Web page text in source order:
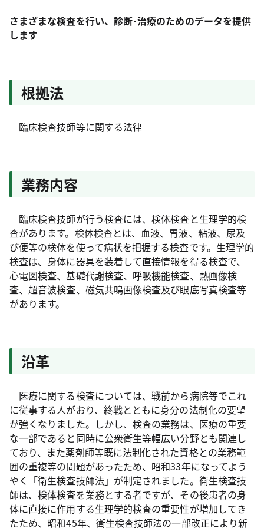
さまざまな検査を行い、診断･治療のためのデータを提供
します
根拠法
臨床検査技師等に関する法律
業務内容
臨床検査技師が行う検査には、検体検査と生理学的検
査があります。検体検査とは、血液、胃液、粘液、尿及
び便等の検体を使って病状を把握する検査です。生理学的
検査は、身体に器具を装着して直接情報を得る検査で、
心電図検査、基礎代謝検査、呼吸機能検査、熱画像検
査、超音波検査、磁気共鳴画像検査及び眼底写真検査等
があります。
沿革
医療に関する検査については、戦前から病院等でこれ
に従事する人がおり、終戦とともに身分の法制化の要望
が強くなりました。しかし、検査の業務は、医療の重要
な一部であると同時に公衆衛生等幅広い分野とも関連し
ており、また薬剤師等既に法制化された資格との業務範
囲の重複等の問題があったため、昭和33年になってよう
やく「衛生検査技師法」が制定されました。衛生検査技
師は、検体検査を業務とする者ですが、その後患者の身
体に直接に作用する生理学的検査の重要性が増加してき
たため、昭和45年、衛生検査技師法の一部改正により新